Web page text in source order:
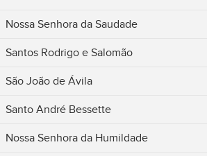
Nossa Senhora da Saudade
Santos Rodrigo e Salomão
São João de Ávila
Santo André Bessette
Nossa Senhora da Humildade